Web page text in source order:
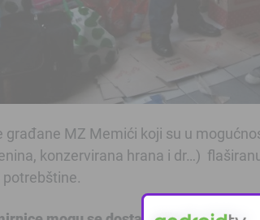
građane MZ Memići koji su u
konzervirana hrana i dr…)